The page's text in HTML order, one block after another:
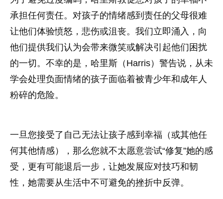
承担任何责任。对孩子的情绪感到责任的父母很难
让他们体验愤怒，悲伤或沮丧。我们立即涌入，向
他们提供我们认为会带来微笑或解决引起他们困扰
的一切。不幸的是，哈里斯（Harris）警告说，从未
学会处理负面情绪的孩子面临着被青少年和成年人
粉碎的危险。
一旦您接受了自己无法让孩子感到幸福（或其他任
何其他情感），那么您就不太愿意尝试“修复”她的感
受，更有可能退后一步，让她发展应对技巧和韧
性，她需要从生活中不可避免的挫折中反弹。